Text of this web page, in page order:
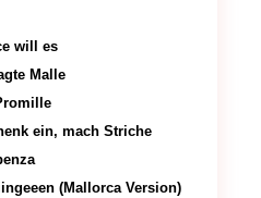
will es
Malle
ein, mach Striche
(Mallorca Version)